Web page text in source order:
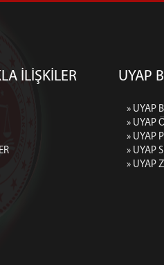
İLİŞKİLER UYAP
» UYAP
» UYAP
» UYAP
» UYAP
» UYAP